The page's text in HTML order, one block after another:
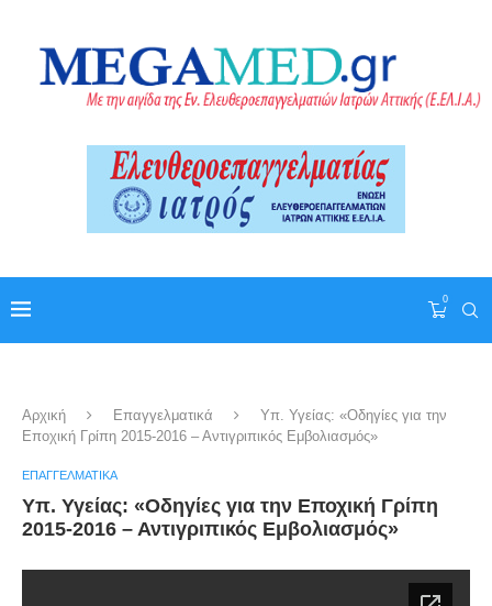
0
Αρχική Επαγγελματικά
Υπ. Υγείας: «Οδηγίες για την
Εποχική Γρίπη 2015-2016 – Αντιγριπικός Εμβολιασμός»
ΕΠΑΓΓΕΛΜΑΤΙΚΆ
Υπ. Υγείας: «Οδηγίες για την Εποχική Γρίπη
2015-2016 – Αντιγριπικός Εμβολιασμός»